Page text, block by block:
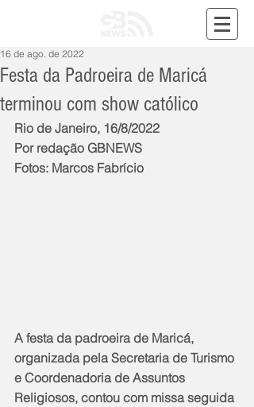
Festa da Padroeira de Maricá
terminou com show católico
16 de ago. de 2022
Rio de Janeiro, 16/8/2022
Por redação GBNEWS
Fotos: Marcos Fabrício
A festa da padroeira de Maricá,
organizada pela Secretaria de Turismo
e Coordenadoria de Assuntos
Religiosos, contou com missa seguida